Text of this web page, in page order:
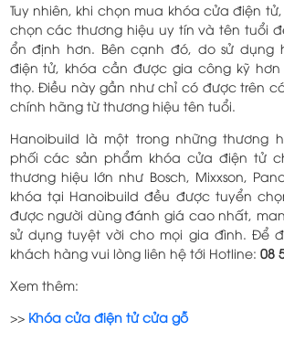
Tuy nhiên, khi chọn mua khóa cửa điện
chọn các thương hiệu uy tín và tên tuổi
ổn định hơn. Bên cạnh đó, do sử dụng
điện tử, khóa cần được gia công kỹ
thọ. Điều này gần như chỉ có được trên
chính hãng từ thương hiệu tên tuổi.
Hanoibuild là một trong những thương
phối các sản phẩm khóa cửa điện tử
thương hiệu lớn như Bosch, Mixxson,
khóa tại Hanoibuild đều được tuyển
được người dùng đánh giá cao nhất,
sử dụng tuyệt vời cho mọi gia đình. Để
khách hàng vui lòng liên hệ tới Hotline: 08
Xem thêm:
>>Khóa cửa điện tử cửa gỗ